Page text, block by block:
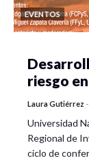
EVENTOS
riesgo
Laura Gutiérrez -
Universidad
Regional de
ciclo de